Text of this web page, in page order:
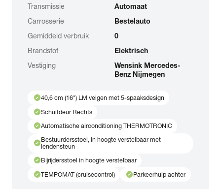
Transmissie
Automaat
Carrosserie
Bestelauto
Gemiddeld verbruik
0
Brandstof
Elektrisch
Vestiging
Wensink Mercedes-
Benz Nijmegen
check_circle40,6 cm (16") LM velgen met 5-spaaksdesign
check_circleSchuifdeur Rechts
check_circleAutomatische airconditioning THERMOTRONIC
check_circleBestuurdersstoel, in hoogte verstelbaar met
lendensteun
check_circleBijrijdersstoel in hoogte verstelbaar
check_circleTEMPOMAT (cruisecontrol) check_circleParkeerhulp achter